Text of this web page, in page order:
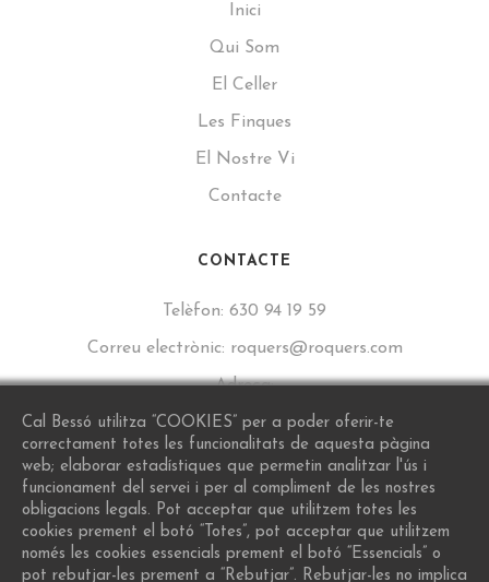
Inici
Qui Som
El Celler
Les Finques
El Nostre Vi
Contacte
CONTACTE
Telèfon: 630 94 19 59
Correu electrònic: roquers@roquers.com
Adreça:
Carrer de Sant Lluís, 16, 43777 Els Guiamets, Tarragona
Cal Bessó utilitza “COOKIES” per a poder oferir-te
correctament totes les funcionalitats de aquesta pàgina
web; elaborar estadístiques que permetin analitzar l'ús i
funcionament del servei i per al compliment de les nostres
obligacions legals. Pot acceptar que utilitzem totes les
cookies prement el botó “Totes”, pot acceptar que utilitzem
només les cookies essencials prement el botó “Essencials” o
pot rebutjar-les prement a “Rebutjar”. Rebutjar-les no implica